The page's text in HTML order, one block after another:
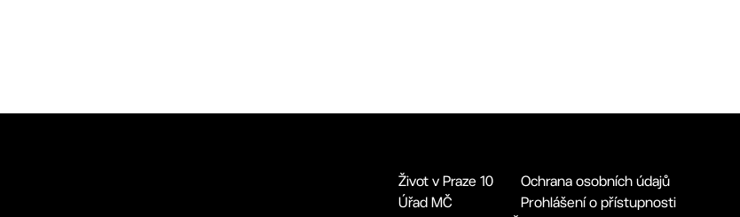
Život v Praze 10
Úřad MČ
Ochrana osobních údajů
Prohlášení o přístupnosti